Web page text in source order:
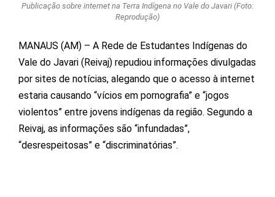
Publicação sobre internet na Terra Indígena no Vale do Javari (Foto:
Reprodução)
MANAUS (AM) – A Rede de Estudantes Indígenas do
Vale do Javari (Reivaj) repudiou informações divulgadas
por sites de notícias, alegando que o acesso à internet
estaria causando “vícios em pornografia” e “jogos
violentos” entre jovens indígenas da região. Segundo a
Reivaj, as informações são “infundadas”,
“desrespeitosas” e “discriminatórias”.